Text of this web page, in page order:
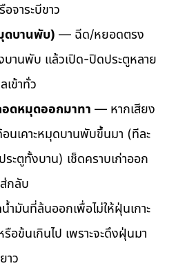
จาระบีขาว
ดบานพับ) — ฉีด/หยอดตรง
านพับ แล้วเปิด-ปิดประตูหลาย
เข้าทั่ว
ดหมุดออกมาทา — หากเสียง
อนเคาะหมุดบานพับขึ้นมา (ทีละ
ะตูทั้งบาน) เช็ดคราบเก่าออก
ส่กลับ
ำมันที่ล้นออกเพื่อไม่ให้ฝุ่นเกาะ
าว